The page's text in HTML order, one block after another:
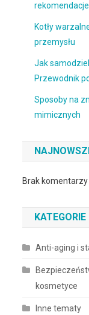
rekomendacje
Kotły
przemysłu
Jak
Przewodnik
Sposoby na
mimicznych
Brak
KATEGORIE
Anti-aging i
kosmetyce
Inne tematy